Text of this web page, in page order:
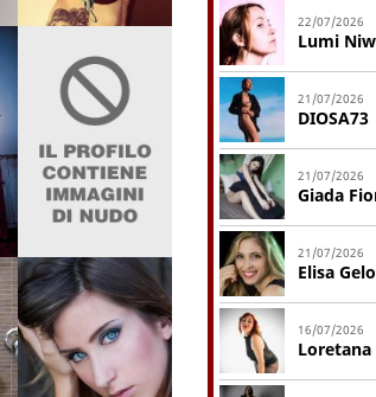
22/07/2026
Lumi
21/07/2026
DIOSA73
21/07/2026
Giada
21/07/2026
Elisa
16/07/2026
Loretana